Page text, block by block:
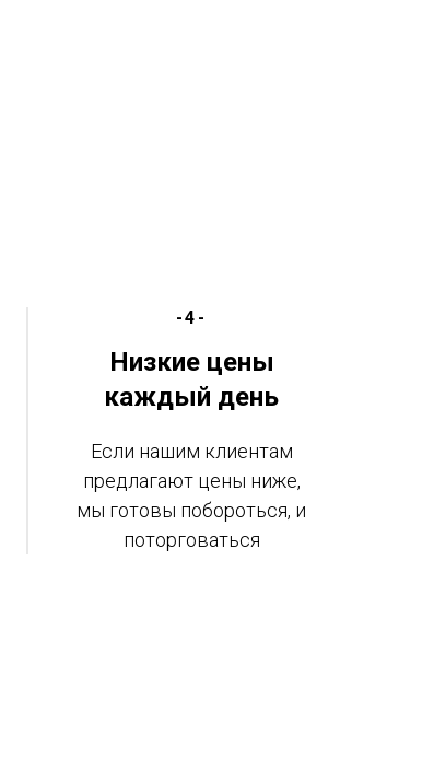
-4-
Низкие цены
каждый день
Если нашим клиентам
предлагают цены ниже,
мы готовы побороться, и
поторговаться